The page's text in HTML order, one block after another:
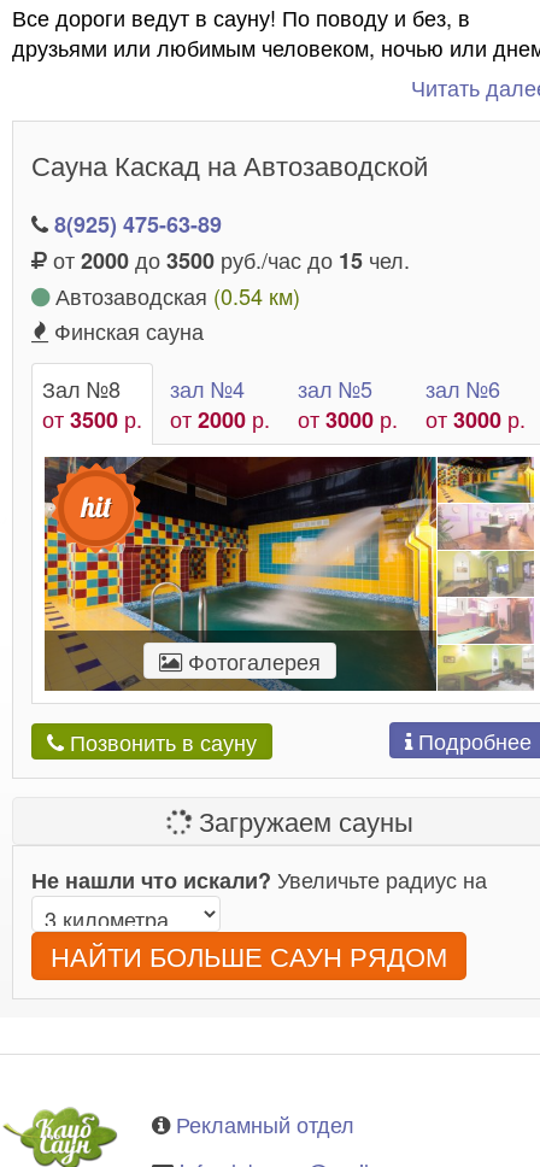
Все дороги ведут в сауну! По поводу и без, в
друзьями или любимым человеком, ночью или
Бани и сауны возле площади Серпуховская
Застава работают для вас в круглосуточном
отказывайте себе в удовольствии!
Читать
Сауна Каскад на Автозаводской
8(925) 475-63-89
от2000до3500 руб./час до 15 чел.
Автозаводская (0.54 км)
Финская сауна
Зал №8
от3500 р.
зал №4
от2000 р.
зал №5
от3000 р.
зал №6
от3000 р.
Фотогалерея
Позвонить в сауну Подробнее
Загружаем сауны
Не нашли что искали? Увеличьте радиус на
НАЙТИ БОЛЬШЕ САУН РЯДОМ
Рекламный отдел